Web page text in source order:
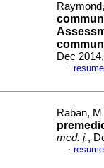
Dec
·
Raban,
med. j.,
·